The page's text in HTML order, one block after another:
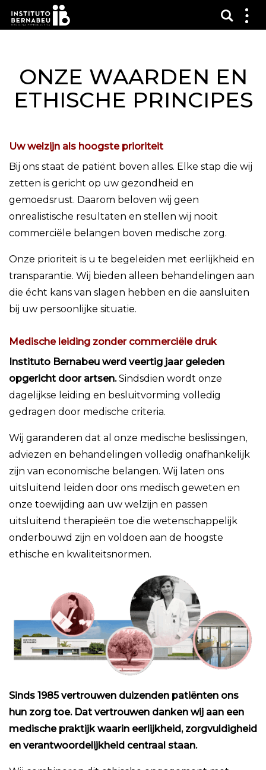
Toon
Laat
het
ONZE WAARDEN EN
ETHISCHE PRINCIPES
Uw welzijn als hoogste prioriteit
Bij ons staat de patiënt boven alles. Elke stap die wij
zetten is gericht op uw gezondheid en
gemoedsrust. Daarom beloven wij geen
onrealistische resultaten en stellen wij nooit
commerciële belangen boven medische zorg.
Onze prioriteit is u te begeleiden met eerlijkheid en
transparantie. Wij bieden alleen behandelingen aan
die écht kans van slagen hebben en die aansluiten
bij uw persoonlijke situatie.
Medische leiding zonder commerciële druk
Instituto Bernabeu werd veertig jaar geleden
opgericht door artsen.Sindsdien wordt onze
dagelijkse leiding en besluitvorming volledig
gedragen door medische criteria.
Wij garanderen dat al onze medische beslissingen,
adviezen en behandelingen volledig onafhankelijk
zijn van economische belangen. Wij laten ons
uitsluitend leiden door ons medisch geweten en
onze toewijding aan uw welzijn en passen
uitsluitend therapieën toe die wetenschappelijk
onderbouwd zijn en voldoen aan de hoogste
ethische en kwaliteitsnormen.
Sinds 1985 vertrouwen duizenden patiënten ons
hun zorg toe. Dat vertrouwen danken wij aan een
medische praktijk waarin eerlijkheid, zorgvuldigheid
en verantwoordelijkheid centraal staan.